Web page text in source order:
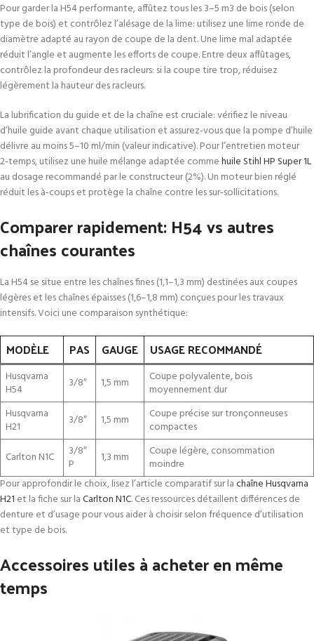
Pour garder la H54 performante, affûtez tous les 3–5 m3 de bois (selon
type de bois) et contrôlez l’alésage de la lime: utilisez une lime ronde de
diamètre adapté au rayon de coupe de la dent. Une lime mal adaptée
réduit l’angle et augmente les efforts de coupe. Entre deux affûtages,
contrôlez la profondeur des racleurs: si la coupe tire trop, réduisez
légèrement la hauteur des racleurs.
La lubrification du guide et de la chaîne est cruciale: vérifiez le niveau
d’huile guide avant chaque utilisation et assurez‑vous que la pompe d’huile
délivre au moins 5–10 ml/min (valeur indicative). Pour l’entretien moteur
2‑temps, utilisez une huile mélange adaptée commehuile Stihl HP Super 1L
au dosage recommandé par le constructeur (2%). Un moteur bien réglé
réduit les à‑coups et protège la chaîne contre les sur‑sollicitations.
Comparer rapidement: H54 vs autres
chaînes courantes
La H54 se situe entre les chaînes fines (1,1–1,3 mm) destinées aux coupes
légères et les chaînes épaisses (1,6–1,8 mm) conçues pour les travaux
intensifs. Voici une comparaison synthétique:
MODÈLE PAS GAUGE USAGE RECOMMANDÉ
Husqvarna
H54
3/8″ 1,5 mm
Coupe polyvalente, bois
moyennement dur
Husqvarna
H21
3/8″ 1,5 mm
Coupe précise sur tronçonneuses
compactes
Carlton N1C
3/8″
P
1,3 mm
Coupe légère, consommation
moindre
Pour approfondir le choix, lisez l’article comparatif sur lachaîne Husqvarna
H21 et la fiche sur laCarlton N1C. Ces ressources détaillent différences de
denture et d’usage pour vous aider à choisir selon fréquence d’utilisation
et type de bois.
Accessoires utiles à acheter en même
temps